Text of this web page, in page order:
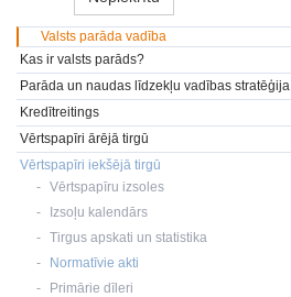
Valsts parāda vadība
Kas ir valsts parāds?
Parāda un naudas līdzekļu vadības stratēģija
Kredītreitings
Vērtspapīri ārējā tirgū
Vērtspapīri iekšējā tirgū
Vērtspapīru izsoles
Izsoļu kalendārs
Tirgus apskati un statistika
Normatīvie akti
Primārie dīleri